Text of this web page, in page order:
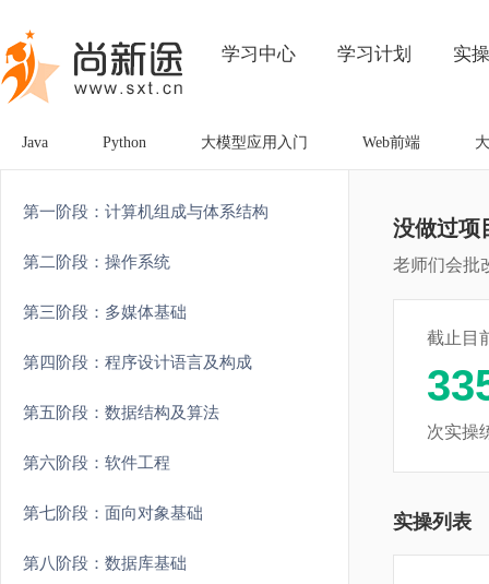
学习中心 学习计划 实操
Java Python 大模型应用入门 Web前端
第一阶段：计算机组成与体系结构
第二阶段：操作系统
第三阶段：多媒体基础
第四阶段：程序设计语言及构成
第五阶段：数据结构及算法
第六阶段：软件工程
第七阶段：面向对象基础
第八阶段：数据库基础
没做过项
老师们会批
截止目
次实操
实操列表